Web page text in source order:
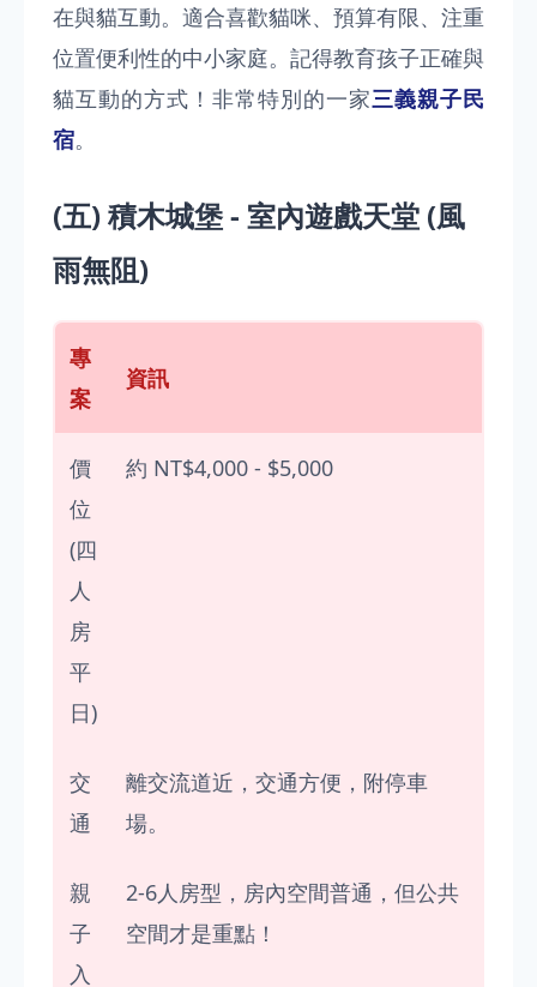
在與貓互動。適合喜歡貓咪、預算有限、注重
位置便利性的中小家庭。記得教育孩子正確與
貓互動的方式！非常特別的一家三義親子民
宿。
(五) 積木城堡 - 室內遊戲天堂 (風
雨無阻)
專
案
資訊
價
位
(四
人
房
平
日)
約 NT$4,000 - $5,000
交
通
離交流道近，交通方便，附停車
場。
親
子
入
2-6人房型，房內空間普通，但公共
空間才是重點！